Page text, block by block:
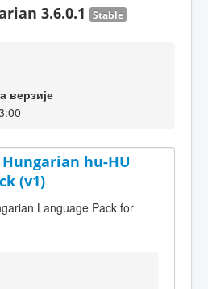
3.6.0.1 Stable
верзије
Hungarian hu-HU
(v1)
Language Pack for